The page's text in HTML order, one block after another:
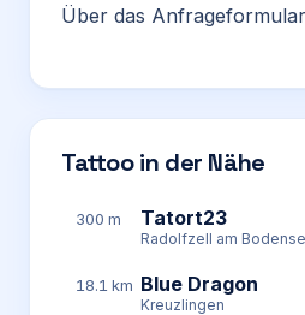
Über das
Tattoo in der Nähe
300 m Tatort23
Radolfzell am
18.1 km Blue Dragon
Kreuzlingen